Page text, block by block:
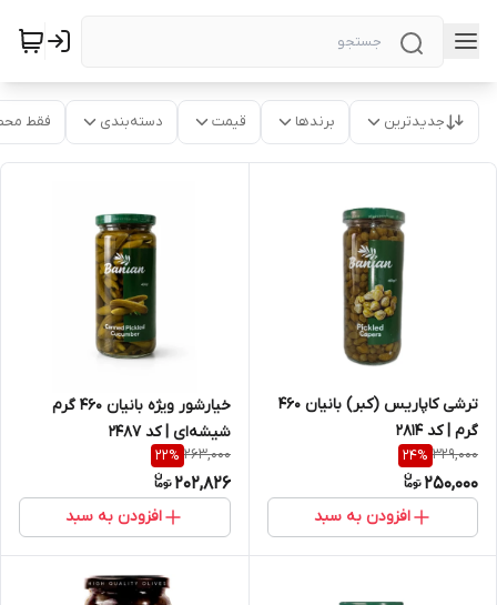
جدیدترین برندها قیمت دسته‌بندی فقط
ترشی کاپاریس (کبر) بانیان 460
گرم | کد 2814
329,000
24%
250,000
افزودن به سبد
خیارشور ویژه بانیان 460 گرم
شیشه‌ای | کد 2487
263,000
22%
202,826
افزودن به سبد